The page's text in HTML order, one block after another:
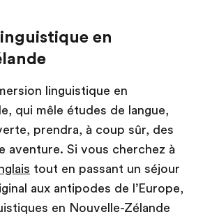
en
linguistique en
qui mêle études de langue,
prendra, à coup sûr, des
aventure. Si vous cherchez à
tout en passant un séjour
aux antipodes de l’Europe,
en Nouvelle-Zélande